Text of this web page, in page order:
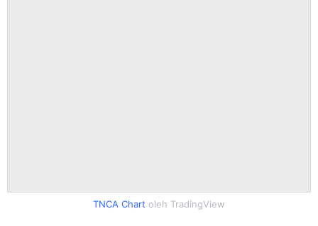
TNCA Chart oleh TradingView